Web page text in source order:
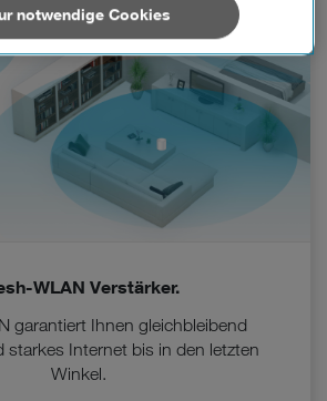
WLAN Verstärker.
garantiert Ihnen gleichbleibend
starkes Internet bis in den letzten
Winkel.
Union (z.B. in den USA)
keinem EU-konformen
und es stehen keine wirksamen
in Drittstaaten, die ein ähnliches
wie in der Europäischen Union aufweisen
werden wie europäische
sind.
notwendige Cookies